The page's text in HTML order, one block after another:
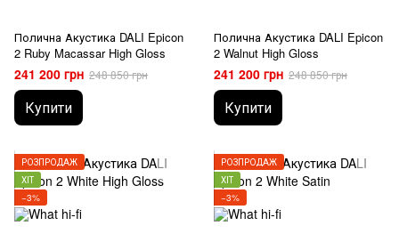
Полична Акустика DALI Epicon
2 Ruby Macassar High Gloss
241 200 грн 248 850 грн
Купити
Полична Акустика DALI Epicon
2 Walnut High Gloss
241 200 грн 248 850 грн
Купити
РОЗПРОДАЖ
ХІТ
−3%
РОЗПРОДАЖ
ХІТ
−3%